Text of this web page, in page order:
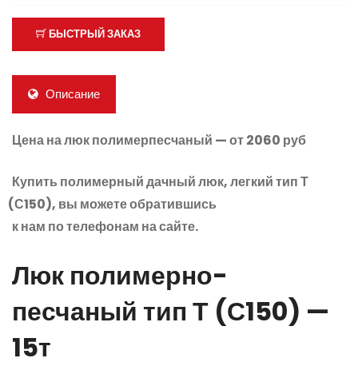
БЫСТРЫЙ ЗАКАЗ
Описание
Цена на люк полимерпесчаный — от 2060 руб
Купить полимерный дачный люк, легкий тип Т
(С150), вы можете обратившись
к нам по телефонам на сайте.
Люк полимерно-
песчаный тип Т (С150) —
15т